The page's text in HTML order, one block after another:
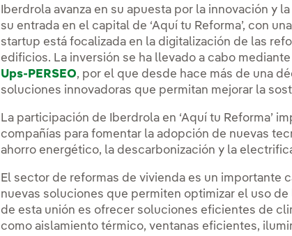
Iberdrola avanza en su apuesta por la innovación y
su entrada en el capital de ‘Aquí tu Reforma’, con
startup está focalizada en la digitalización de las
edificios. La inversión se ha llevado a cabo
Ups-PERSEO, por el que desde hace más de una
soluciones innovadoras que permitan mejorar la
La participación de Iberdrola en ‘Aquí tu Reforma’
compañías para fomentar la adopción de nuevas
ahorro energético, la descarbonización y la
El sector de reformas de vivienda es un importante
nuevas soluciones que permiten optimizar el uso
de esta unión es ofrecer soluciones eficientes de
como aislamiento térmico, ventanas eficientes,